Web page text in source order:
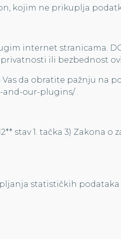
kojim ne prikuplja
internet stranicama.
ili bezbednost
da obratite pažnju na
our-plugins/ .
stav 1. tačka 3) Zakona o
statističkih podataka